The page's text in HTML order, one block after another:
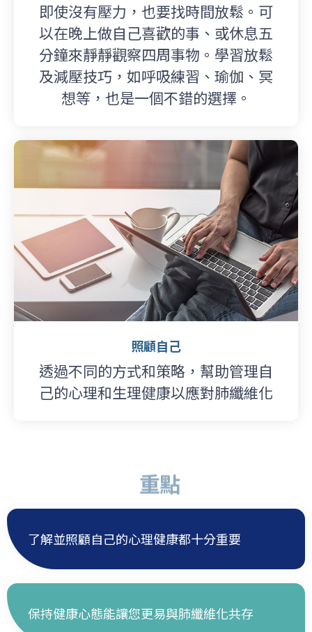
即使沒有壓力，也要找時間放鬆。可
以在晚上做自己喜歡的事、或休息五
分鐘來靜靜觀察四周事物。學習放鬆
及減壓技巧，如呼吸練習、瑜伽、冥
想等，也是一個不錯的選擇。
照顧自己
透過不同的方式和策略，幫助管理自
己的心理和生理健康以應對肺纖維化
重點
了解並照顧自己的心理健康都十分重要
保持健康心態能讓您更易與肺纖維化共存